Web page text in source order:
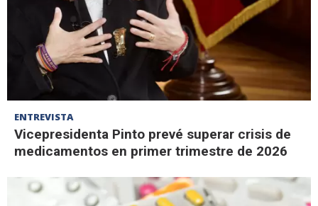
ENTREVISTA
Vicepresidenta Pinto prevé superar crisis de
medicamentos en primer trimestre de 2026